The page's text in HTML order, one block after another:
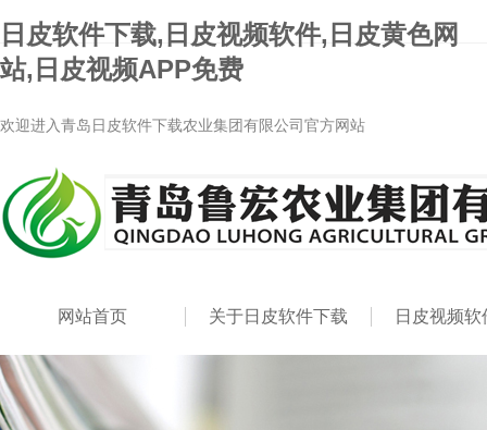
日皮软件下载,日皮视频软件,日皮黄色网
站,日皮视频APP免费
欢迎进入青岛日皮软件下载农业集团有限公司官方网站
网站首页 关于日皮软件下载 日皮视频软